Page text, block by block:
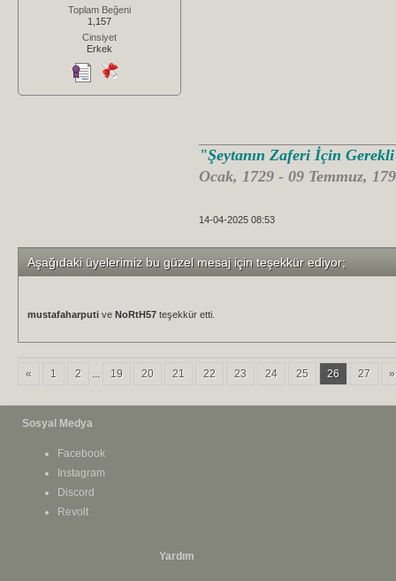
Toplam Beğeni
1,157
Cinsiyet
Erkek
"Şeytanın Zaferi İçin
Ocak, 1729 - 09 Temmuz,
14-04-2025 08:53
Aşağıdaki üyelerimiz bu güzel mesaj için teşekkür ediyor;
mustafaharputi ve NoRtH57 teşekkür etti.
« 1 2 ... 19 20 21 22 23 24 25 26 27 »
Sosyal Medya
Facebook
Instagram
Discord
Revolt
Yardım